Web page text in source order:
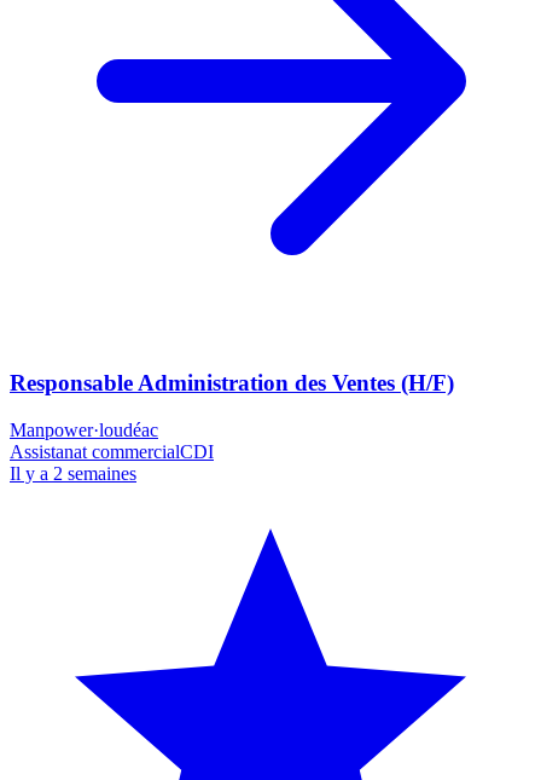
Responsable Administration des Ventes (H/F)
Manpower·loudéac
Assistanat commercialCDI
Il y a 2 semaines